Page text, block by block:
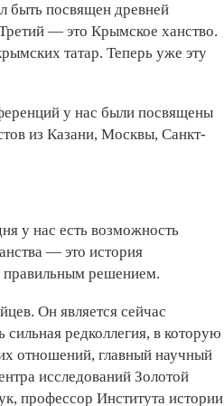
быть посвящен древней
— это Крымское ханство.
татар. Теперь уже эту
у нас были посвящены
из Казани, Москвы, Санкт-
у нас есть возможность
— это история
правильным решением.
Он является сейчас
редколлегия, в которую
отношений, главный научный
исследований Золотой
профессор Института истории